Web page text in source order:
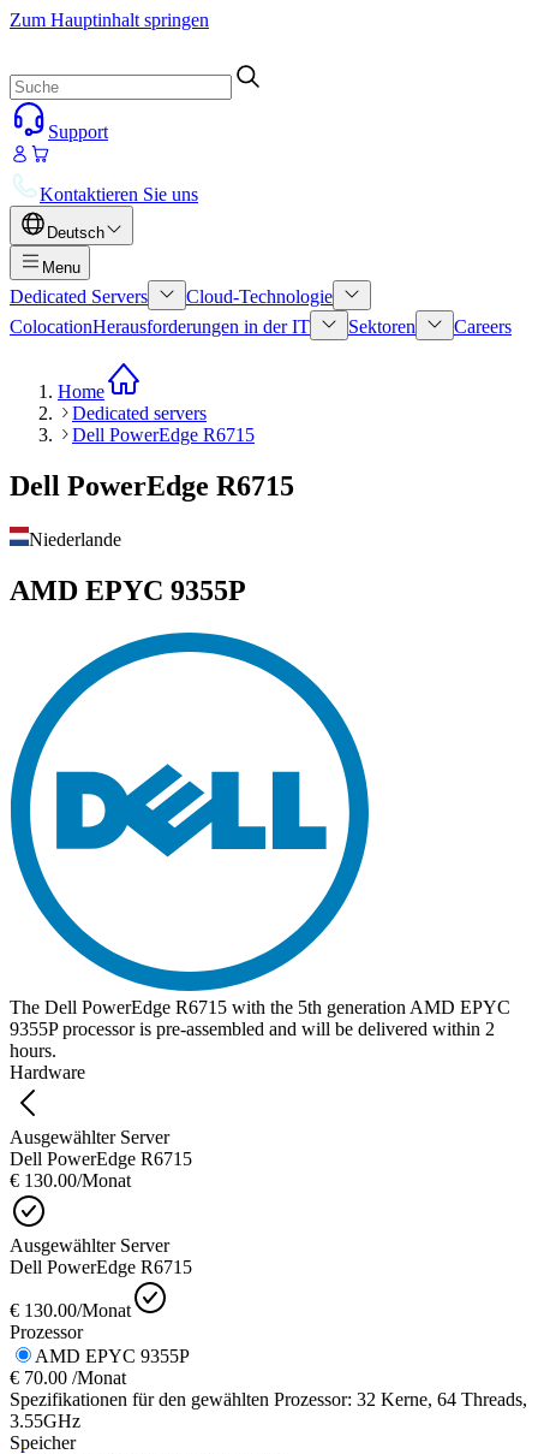
Zum Hauptinhalt springen
Support
Kontaktieren Sie uns
Deutsch
Menu
Dedicated Servers
Cloud-Technologie
ColocationHerausforderungen in der IT Sektoren Careers
Home
Dedicated servers
Dell PowerEdge R6715
Dell PowerEdge R6715
Niederlande
AMD EPYC 9355P
The Dell PowerEdge R6715 with the 5th generation AMD EPYC
9355P processor is pre-assembled and will be delivered within 2
hours.
Hardware
Ausgewählter Server
Dell PowerEdge R6715
€ 130.00/Monat
Ausgewählter Server
Dell PowerEdge R6715
€ 130.00/Monat
Prozessor
AMD EPYC 9355P
€ 70.00 /Monat
Spezifikationen für den gewählten Prozessor: 32 Kerne, 64 Threads,
3.55GHz
Speicher